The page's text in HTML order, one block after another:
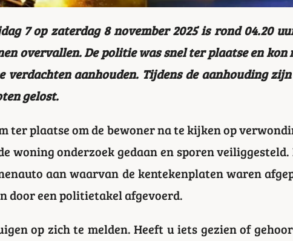
7 op zaterdag 8 november 2025 is rond 04.20
overvallen. De politie was snel ter plaatse en kon
verdachten aanhouden. Tijdens de aanhouding
gelost.
ter plaatse om de bewoner na te kijken op
woning onderzoek gedaan en sporen
aan waarvan de kentekenplaten waren
door een politietakel afgevoerd.
op zich te melden. Heeft u iets gezien of